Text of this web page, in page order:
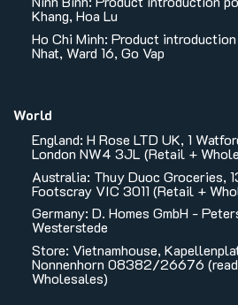
Khang, Hoa Lu
Ho Chi Minh: Product
Nhat, Ward 16, Go Vap
World
England: H Rose LTD UK, 1
London NW4 3JL (Retail +
Australia: Thuy Duoc Groceries,
Footscray VIC 3011 (Retail +
Germany: D. Homes GmbH -
Westerstede
Store: Vietnamhouse,
Nonnenhorn 08382/26676
Wholesales)